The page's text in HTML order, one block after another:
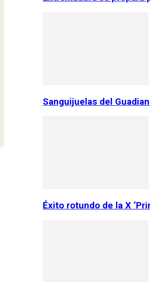
Sanguijuelas del
Éxito rotundo de la X